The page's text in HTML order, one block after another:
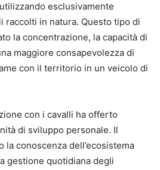
esclusivamente
raccolti in natura. Questo tipo di
la concentrazione, la capacità di
maggiore consapevolezza di
con il territorio in un veicolo di
con i cavalli ha offerto
di sviluppo personale. Il
la conoscenza dell’ecosistema
gestione quotidiana degli